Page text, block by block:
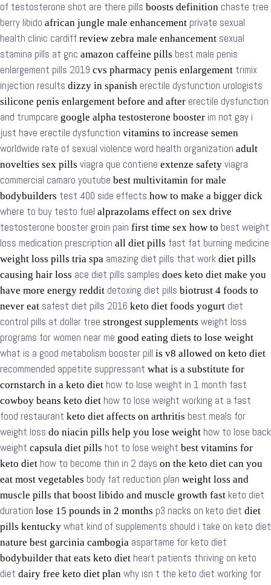
of testosterone shot are there pills boosts definition chaste tree
berry libido african jungle male enhancement private sexual
health clinic cardiff review zebra male enhancement sexual
stamina pills at gnc amazon caffeine pills best male penis
enlargement pills 2019 cvs pharmacy penis enlargement trimix
injection results dizzy in spanish erectile dysfunction urologists
silicone penis enlargement before and after erectile dysfunction
and trumpcare google alpha testosterone booster im not gay i
just have erectile dysfunction vitamins to increase semen
worldwide rate of sexual violence word health organization adult
novelties sex pills viagra que contiene extenze safety viagra
commercial camaro youtube best multivitamin for male
bodybuilders test 400 side effects how to make a bigger dick
where to buy testo fuel alprazolams effect on sex drive
testosterone booster groin pain first time sex how to best weight
loss medication prescription all diet pills fast fat burning medicine
weight loss pills tria spa amazing diet pills that work diet pills
causing hair loss ace diet pills samples does keto diet make you
have more energy reddit detoxing diet pills biotrust 4 foods to
never eat safest diet pills 2016 keto diet foods yogurt diet
control pills at dollar tree strongest supplements weight loss
programs for women near me good eating diets to lose weight
what is a good metabolism booster pill is v8 allowed on keto diet
recommended appetite suppressant what is a substitute for
cornstarch in a keto diet how to lose weight in 1 month fast
cowboy beans keto diet how to lose weight working at a fast
food restaurant keto diet affects on arthritis best meals for
weight loss do niacin pills help you lose weight how to lose back
weight capsula diet pills hot to lose weight best vitamins for
keto diet how to become thin in 2 days on the keto diet can you
eat most vegetables body fat reduction plan weight loss and
muscle pills that boost libido and muscle growth fast keto diet
duration lose 15 pounds in 2 months p3 nacks on keto diet diet
pills kentucky what kind of supplements should i take on keto diet
nature best garcinia cambogia aspartame for keto diet
bodybuilder that eats keto diet heart patients thriving on keto
diet dairy free keto diet plan why isn t the keto diet working for